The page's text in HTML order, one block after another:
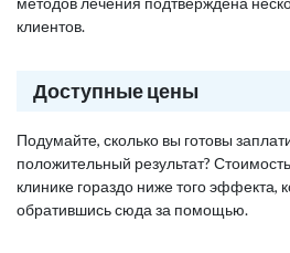
клиентов.
Доступные цены
Подумайте, сколько вы готовы
положительный результат?
клинике гораздо ниже того эффекта,
обратившись сюда за помощью.